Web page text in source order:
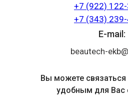
+7 (922)
+7 (343)
E-mail:
beautech-
Вы можете
удобным для Вас